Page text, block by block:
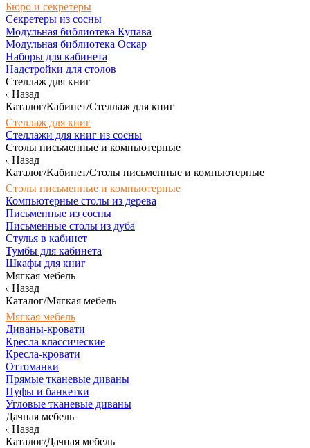
Бюро и секретеры
Секретеры из сосны
Модульная библиотека Купава
Модульная библиотека Оскар
Наборы для кабинета
Надстройки для столов
Стеллаж для книг
Назад
Каталог/Кабинет/Стеллаж для книг
Стеллаж для книг
Стеллажи для книг из сосны
Столы письменные и компьютерные
Назад
Каталог/Кабинет/Столы письменные и компьютерные
Столы письменные и компьютерные
Компьютерные столы из дерева
Письменные из сосны
Письменные столы из дуба
Стулья в кабинет
Тумбы для кабинета
Шкафы для книг
Мягкая мебель
Назад
Каталог/Мягкая мебель
Мягкая мебель
Диваны-кровати
Кресла классические
Кресла-кровати
Оттоманки
Прямые тканевые диваны
Пуфы и банкетки
Угловые тканевые диваны
Дачная мебель
Назад
Каталог/Дачная мебель